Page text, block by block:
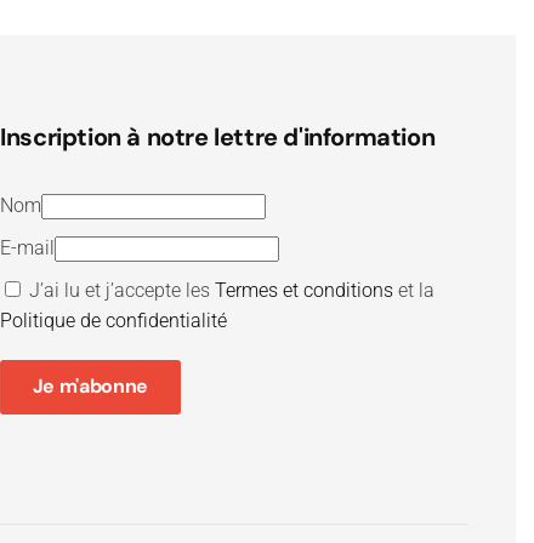
Inscription à notre lettre d'information
Nom
E-mail
J’ai lu et j’accepte lesTermes et conditions et la
Politique de confidentialité
Je m'abonne